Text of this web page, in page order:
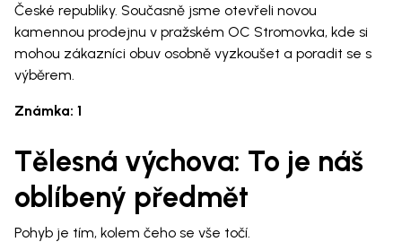
České republiky. Současně jsme otevřeli novou
kamennou prodejnu v pražském OC Stromovka, kde si
mohou zákazníci obuv osobně vyzkoušet a poradit se s
výběrem.
Známka: 1
Tělesná výchova: To je náš
oblíbený předmět
Pohyb je tím, kolem čeho se vše točí.